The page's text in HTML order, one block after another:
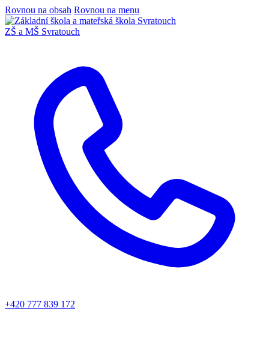
Rovnou na obsah Rovnou na menu
ZŠ a MŠ Svratouch
+420 777 839 172